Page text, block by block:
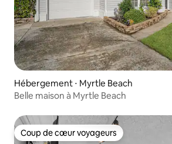
Hébergement ⋅ Myrtle Beach
Belle maison à Myrtle Beach
Coup de cœur voyageurs
Coup de cœur voyageurs